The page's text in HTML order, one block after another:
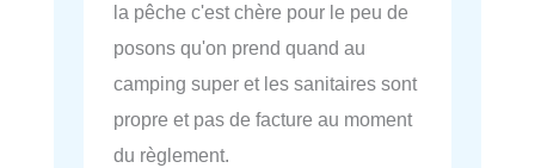
la pêche c'est chère pour le peu de
posons qu'on prend quand au
camping super et les sanitaires sont
propre et pas de facture au moment
du règlement.